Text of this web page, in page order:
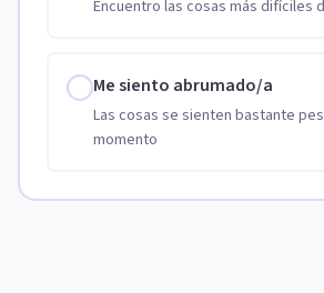
Encuentro las cosas más difíciles
Me siento abrumado/a
Las cosas se sienten bastante
momento